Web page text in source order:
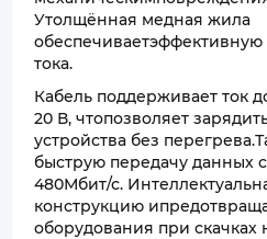
Утолщённая медная жила
тока.
Кабель поддерживает ток
20 В, чтопозволяет
устройства без
быструю передачу данных
480Мбит/с.
конструкцию
оборудования при